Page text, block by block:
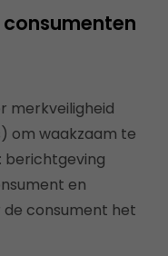
consumenten
merkveiligheid
om waakzaam te
berichtgeving
en
consument het